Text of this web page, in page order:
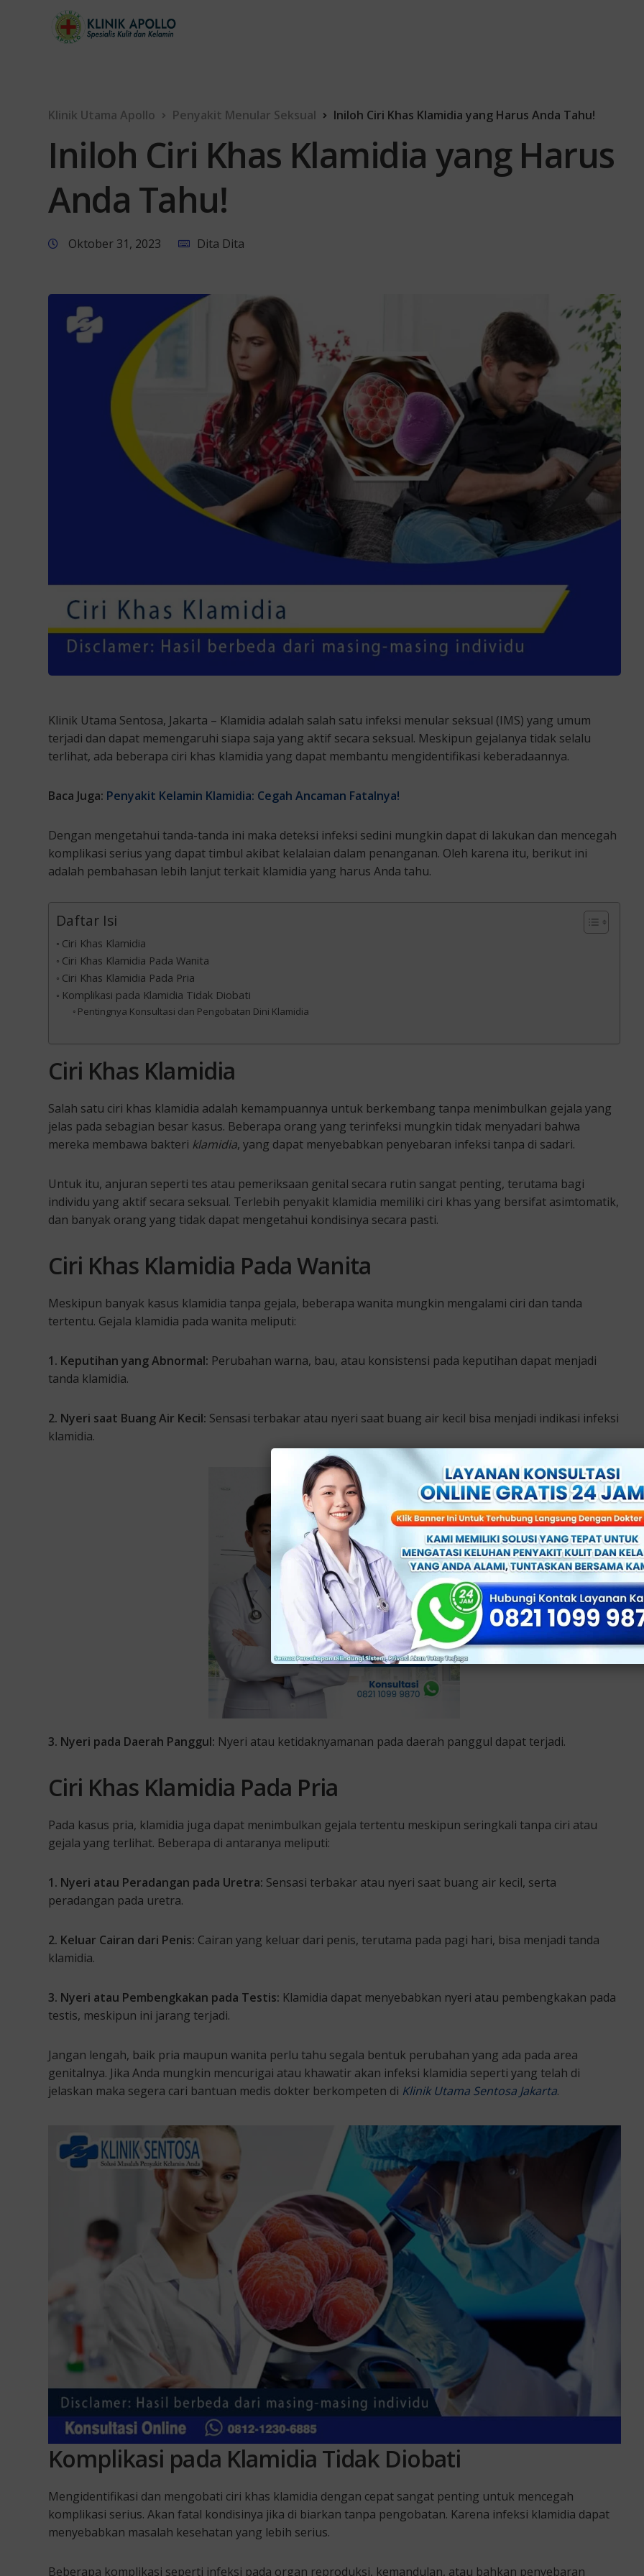
Klinik Utama Apollo Penyakit Menular Seksual Iniloh Ciri Khas Klamidia yang Harus Anda Tahu!
Iniloh Ciri Khas Klamidia yang Harus
Anda Tahu!
Oktober 31, 2023 Dita Dita
Klinik Utama Sentosa, Jakarta – Klamidia adalah salah satu infeksi menular seksual (IMS) yang umum
terjadi dan dapat memengaruhi siapa saja yang aktif secara seksual. Meskipun gejalanya tidak selalu
terlihat, ada beberapa ciri khas klamidia yang dapat membantu mengidentifikasi keberadaannya.
Baca Juga: Penyakit Kelamin Klamidia: Cegah Ancaman Fatalnya!
Dengan mengetahui tanda-tanda ini maka deteksi infeksi sedini mungkin dapat di lakukan dan mencegah
komplikasi serius yang dapat timbul akibat kelalaian dalam penanganan. Oleh karena itu, berikut ini
adalah pembahasan lebih lanjut terkait klamidia yang harus Anda tahu.
Daftar Isi
Ciri Khas Klamidia
Ciri Khas Klamidia Pada Wanita
Ciri Khas Klamidia Pada Pria
Komplikasi pada Klamidia Tidak Diobati
Pentingnya Konsultasi dan Pengobatan Dini Klamidia
Ciri Khas Klamidia
Salah satu ciri khas klamidia adalah kemampuannya untuk berkembang tanpa menimbulkan gejala yang
jelas pada sebagian besar kasus. Beberapa orang yang terinfeksi mungkin tidak menyadari bahwa
mereka membawa bakteri klamidia, yang dapat menyebabkan penyebaran infeksi tanpa di sadari.
Untuk itu, anjuran seperti tes atau pemeriksaan genital secara rutin sangat penting, terutama bagi
individu yang aktif secara seksual. Terlebih penyakit klamidia memiliki ciri khas yang bersifat asimtomatik,
dan banyak orang yang tidak dapat mengetahui kondisinya secara pasti.
Ciri Khas Klamidia Pada Wanita
Meskipun banyak kasus klamidia tanpa gejala, beberapa wanita mungkin mengalami ciri dan tanda
tertentu. Gejala klamidia pada wanita meliputi:
1. Keputihan yang Abnormal: Perubahan warna, bau, atau konsistensi pada keputihan dapat menjadi
tanda klamidia.
2. Nyeri saat Buang Air Kecil: Sensasi terbakar atau nyeri saat buang air kecil bisa menjadi indikasi infeksi
klamidia.
3. Nyeri pada Daerah Panggul: Nyeri atau ketidaknyamanan pada daerah panggul dapat terjadi.
Ciri Khas Klamidia Pada Pria
Pada kasus pria, klamidia juga dapat menimbulkan gejala tertentu meskipun seringkali tanpa ciri atau
gejala yang terlihat. Beberapa di antaranya meliputi:
1. Nyeri atau Peradangan pada Uretra: Sensasi terbakar atau nyeri saat buang air kecil, serta
peradangan pada uretra.
2. Keluar Cairan dari Penis: Cairan yang keluar dari penis, terutama pada pagi hari, bisa menjadi tanda
klamidia.
3. Nyeri atau Pembengkakan pada Testis: Klamidia dapat menyebabkan nyeri atau pembengkakan pada
testis, meskipun ini jarang terjadi.
Jangan lengah, baik pria maupun wanita perlu tahu segala bentuk perubahan yang ada pada area
genitalnya. Jika Anda mungkin mencurigai atau khawatir akan infeksi klamidia seperti yang telah di
jelaskan maka segera cari bantuan medis dokter berkompeten di Klinik Utama Sentosa Jakarta.
Komplikasi pada Klamidia Tidak Diobati
Mengidentifikasi dan mengobati ciri khas klamidia dengan cepat sangat penting untuk mencegah
komplikasi serius. Akan fatal kondisinya jika di biarkan tanpa pengobatan. Karena infeksi klamidia dapat
menyebabkan masalah kesehatan yang lebih serius.
Beberapa komplikasi seperti infeksi pada organ reproduksi, kemandulan, atau bahkan penyebaran